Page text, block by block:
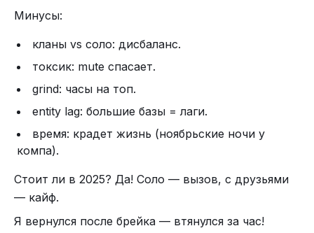
Минусы:
кланы vs соло: дисбаланс.
токсик: mute спасает.
grind: часы на топ.
entity lag: большие базы = лаги.
время: крадет жизнь (ноябрьские ночи у
компа).
Стоит ли в 2025? Да! Соло — вызов, с друзьями
— кайф.
Я вернулся после брейка — втянулся за час!